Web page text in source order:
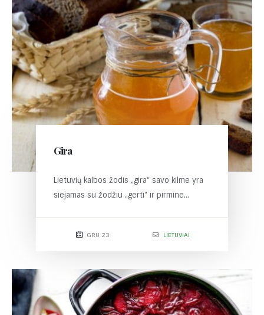
Gira
Lietuvių kalbos žodis „gira“ savo kilme yra
siejamas su žodžiu „gerti“ ir pirmine...
GRU 23 LIETUVIAI